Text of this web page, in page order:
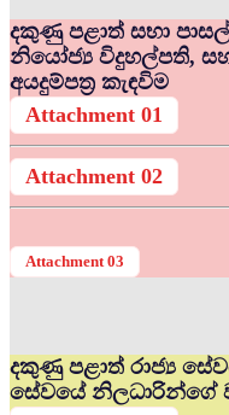
දකුණු පළාත් සභා
නියෝජ්‍ය විදුහල්පති,
අයදුම්පත්‍ර කැඳවිම
Attachment 01
Attachment 02
Attachment 03
දකුණු පළාත් රාජ්‍ය
සේවයේ නිලධාරින්ගේ